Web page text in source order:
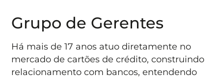
Grupo de Gerentes
Há mais de 17 anos atuo diretamente no
mercado de cartões de crédito, construindo
relacionamento com bancos, entendendo